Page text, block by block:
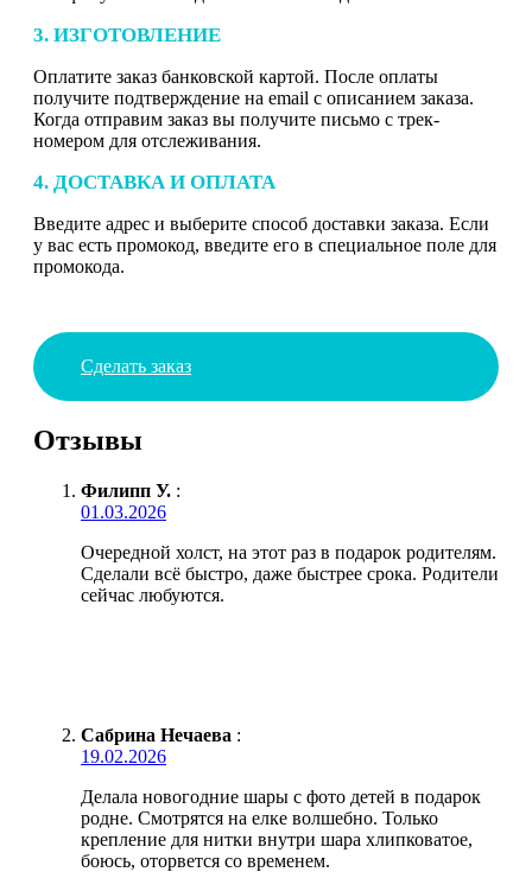
3. ИЗГОТОВЛЕНИЕ
Оплатите заказ банковской картой. После оплаты
получите подтверждение на email с описанием заказа.
Когда отправим заказ вы получите письмо с трек-
номером для отслеживания.
4. ДОСТАВКА И ОПЛАТА
Введите адрес и выберите способ доставки заказа. Если
у вас есть промокод, введите его в специальное поле для
промокода.
Сделать заказ
Отзывы
Филипп У. :
01.03.2026
Очередной холст, на этот раз в подарок родителям.
Сделали всё быстро, даже быстрее срока. Родители
сейчас любуются.
Сабрина Нечаева :
19.02.2026
Делала новогодние шары с фото детей в подарок
родне. Смотрятся на елке волшебно. Только
крепление для нитки внутри шара хлипковатое,
боюсь, оторвется со временем.